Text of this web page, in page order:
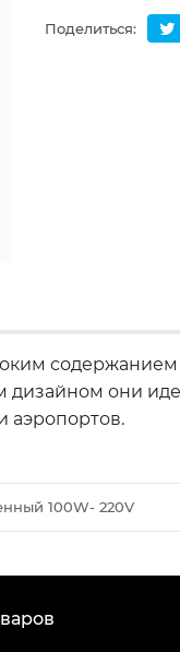
Поделиться:
содержанием
они
аэропортов.
100W- 220V